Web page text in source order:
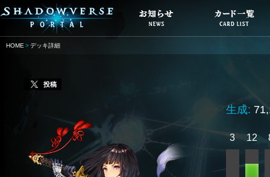
HOME デッキ詳細
投稿
生成:
3 12